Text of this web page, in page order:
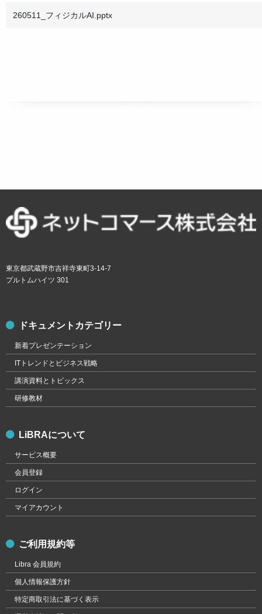
260511_フィジカルAI.pptx
東京都武蔵野市吉祥寺東町3-14-7
プルトムハイツ 301
ドキュメントカテゴリー
新着プレゼンテーション
ITトレンドとビジネス戦略
講演資料とトピックス
研修教材
LiBRAについて
サービス概要
会員登録
ログイン
マイアカウント
ご利用規約等
Libra 会員規約
個人情報保護方針
特定商取引法に基づく表示